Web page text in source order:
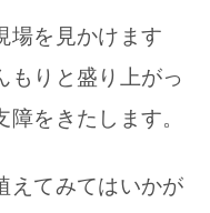
場を見かけます
もりと盛り上がっ
をきたします。
えてみてはいかが